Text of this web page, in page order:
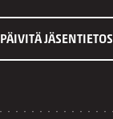
PÄIVITÄ JÄSENTIETOSI